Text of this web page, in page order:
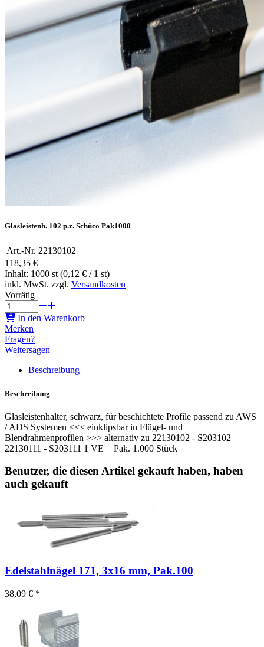
Glasleistenh. 102 p.z. Schüco Pak1000
Art.-Nr. 22130102
118,35 €
Inhalt: 1000 st (0,12 € / 1 st)
inkl. MwSt. zzgl. Versandkosten
Vorrätig
In den Warenkorb
Merken
Fragen?
Weitersagen
Beschreibung
Beschreibung
Glasleistenhalter, schwarz, für beschichtete Profile passend zu AWS
/ ADS Systemen <<< einklipsbar in Flügel- und
Blendrahmenprofilen >>> alternativ zu 22130102 - S203102
22130111 - S203111 1 VE = Pak. 1.000 Stück
Benutzer, die diesen Artikel gekauft haben, haben
auch gekauft
Edelstahlnägel 171, 3x16 mm, Pak.100
38,09 € *